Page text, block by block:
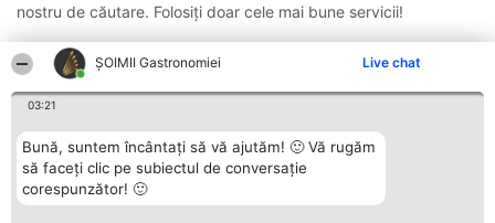
ȘOIMII Gastronomiei Live chat
03:21
Bună, suntem încântați să vă ajutăm! 🙂 Vă rugăm
să faceți clic pe subiectul de conversație
corespunzător! 🙂
nostru de căutare. Folosiți doar cele mai bune servicii!